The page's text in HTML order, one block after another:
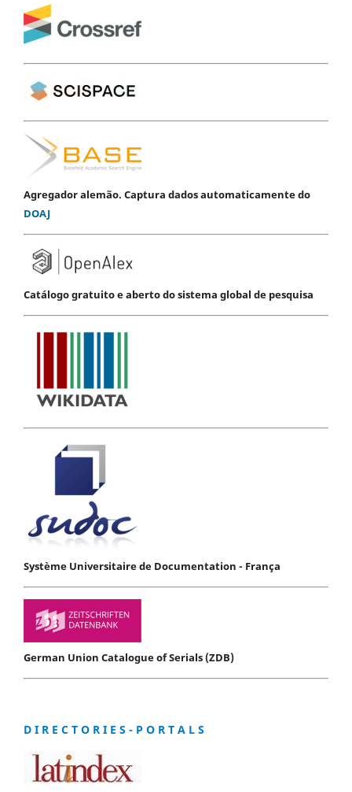
Agregador alemão. Captura dados automaticamente do
DOAJ
Catálogo gratuito e aberto do sistema global de pesquisa
Système Universitaire de Documentation - França
German Union Catalogue of Serials (ZDB)
D I R E C T O R I E S - P O R T A L S